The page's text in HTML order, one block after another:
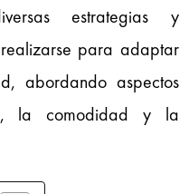
estrategias y
para adaptar
abordando aspectos
la comodidad y la